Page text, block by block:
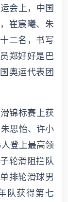
会上，中国
崔宸曦、朱
二名，书写
郑好好是巴
奥运代表团
锦标赛上获
思怡、许小
登上最高领
轮滑阻拦队
排轮滑球男
队获得第七